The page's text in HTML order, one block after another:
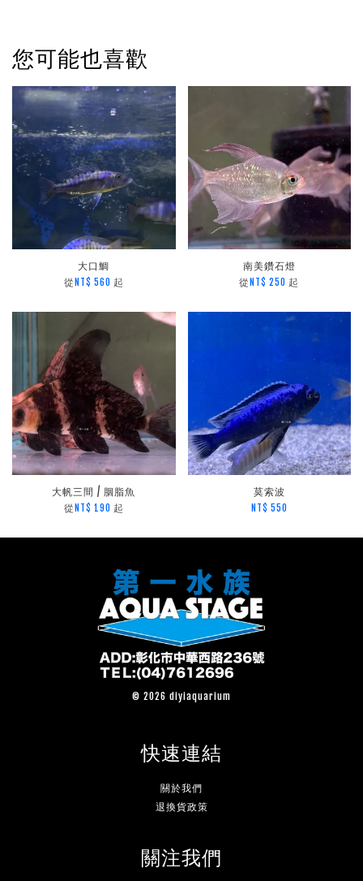
您可能也喜歡
大口鯛
從 NT$ 560 起
南美鑽石燈
從 NT$ 250 起
大帆三間 / 胭脂魚
從 NT$ 190 起
莫索波
NT$ 550
© 2026 diyiaquarium
快速連結
關於我們
退換貨政策
關注我們